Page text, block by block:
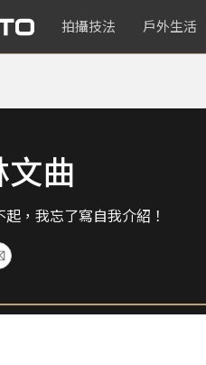
拍攝技法 戶外生活
文曲
起，我忘了寫自我介紹！